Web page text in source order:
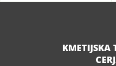
KMETIJSKA